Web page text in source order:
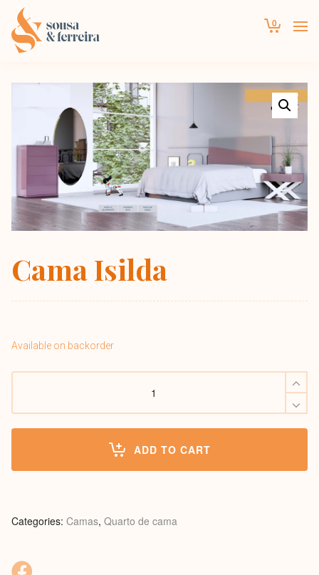
0
Cama Isilda
Available on backorder
Cama
ADD TO CART
Categories: Camas, Quarto de cama